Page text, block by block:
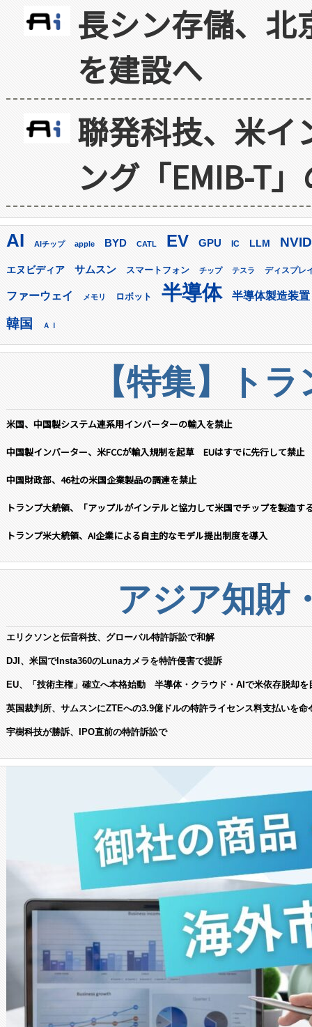
長シン存儲、北
を建設へ
聯発科技、米イ
ング「EMIB-T
AI AIチップ apple BYD CATL EV GPU IC LLM
エヌビディア サムスン スマートフォン チップ テスラ ディスプレ
ファーウェイ メモリ ロボット 半導体 半導体製造装置
韓国 ＡＩ
【特集】ト
米国、中国製システム連系用インバーターの輸入を禁止
中国製インバーター、米FCCが輸入規制を起草 EUはすでに先行して禁止
中国財政部、46社の米国企業製品の調達を禁止
トランプ大統領、「アップルがインテルと協力して米国でチップを製造す
トランプ米大統領、AI企業による自主的なモデル提出制度を導入
アジア知財
エリクソンと伝音科技、グローバル特許訴訟で和解
DJI、米国でInsta360のLunaカメラを特許侵害で提訴
EU、「技術主権」確立へ本格始動 半導体・クラウド・AIで米依存脱却を
英国裁判所、サムスンにZTEへの3.9億ドルの特許ライセンス料支払いを命
宇樹科技が勝訴、IPO直前の特許訴訟で